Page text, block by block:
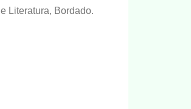
Literatura, Bordado.